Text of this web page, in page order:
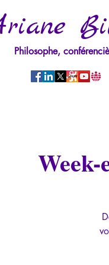
Philosophe,